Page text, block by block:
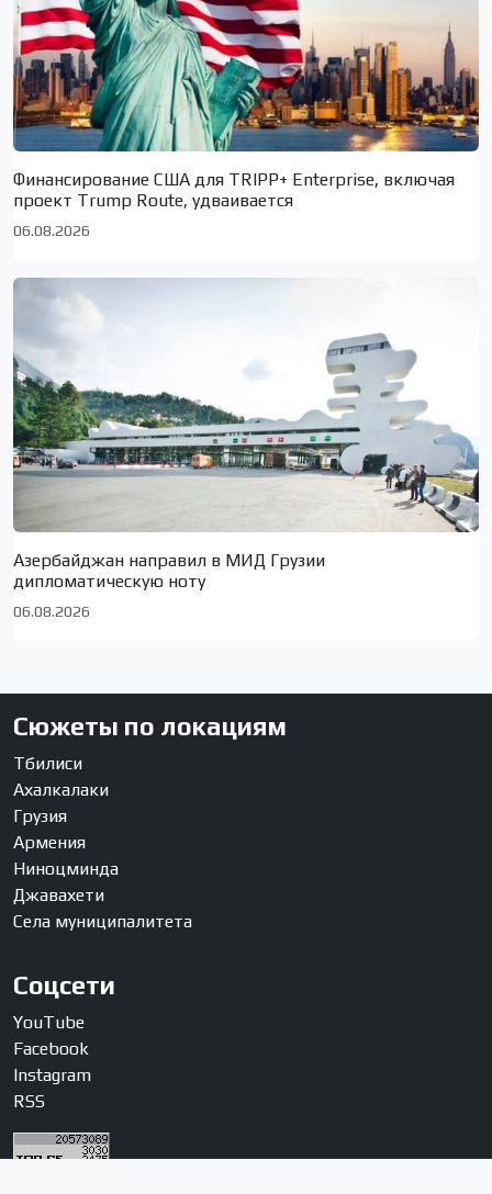
Финансирование США для TRIPP+ Enterprise, включая
проект Trump Route, удваивается
06.08.2026
Азербайджан направил в МИД Грузии
дипломатическую ноту
06.08.2026
Сюжеты по локациям
Тбилиси
Ахалкалаки
Грузия
Армения
Ниноцминда
Джавахети
Села муниципалитета
Соцсети
YouTube
Facebook
Instagram
RSS